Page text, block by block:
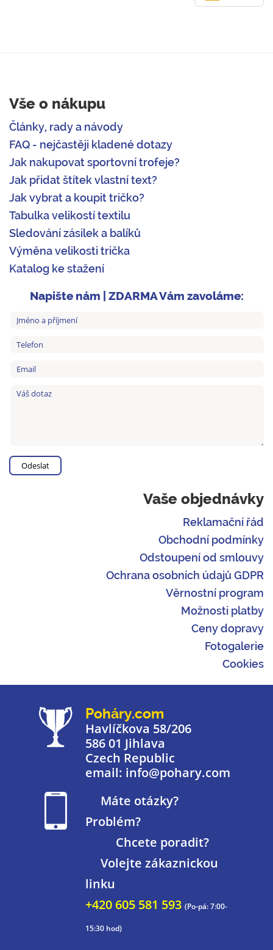
Vše o nákupu
Články, rady a návody
FAQ - nejčastěji kladené dotazy
Jak nakupovat sportovní trofeje?
Jak přidat štítek vlastní text?
Jak vybrat a koupit tričko?
Tabulka velikostí textilu
Sledování zásilek a balíků
Výměna velikosti trička
Katalog ke stažení
Napište nám | ZDARMA Vám zavoláme:
Vaše objednávky
Reklamační řád
Obchodní podmínky
Odstoupení od smlouvy
Ochrana osobních údajů GDPR
Věrnostní program
Možnosti platby
Ceny dopravy
Fotogalerie
Cookies
Poháry.com
Havlíčkova 58/206
586 01 Jihlava
Czech Republic
email: info@pohary.com
Máte otázky?
Problém?
Chcete poradit?
Volejte zákaznickou
linku
+420 605 581 593 (Po-pá: 7:00-
15:30 hod)